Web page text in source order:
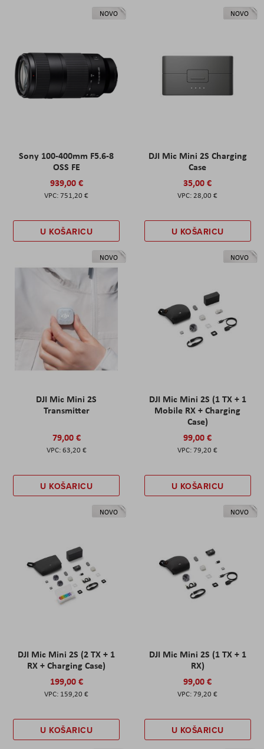
NOVO
Sony 100-400mm F5.6-8
OSS FE
939,00 €
751,20 €
U KOŠARICU
NOVO
DJI Mic Mini 2S Charging
Case
35,00 €
28,00 €
U KOŠARICU
NOVO
DJI Mic Mini 2S
Transmitter
79,00 €
63,20 €
U KOŠARICU
NOVO
DJI Mic Mini 2S (1 TX + 1
Mobile RX + Charging
Case)
99,00 €
79,20 €
U KOŠARICU
NOVO
DJI Mic Mini 2S (2 TX + 1
RX + Charging Case)
199,00 €
159,20 €
U KOŠARICU
NOVO
DJI Mic Mini 2S (1 TX + 1
RX)
99,00 €
79,20 €
U KOŠARICU